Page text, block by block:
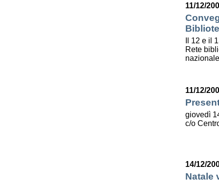
11/12/
Il 12 e il
Rete
11/12/
giovedì
c/o
14/12/
Natale